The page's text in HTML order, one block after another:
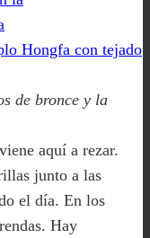
de bronce y la
aquí a rezar.
junto a las
el día. En los
Hay